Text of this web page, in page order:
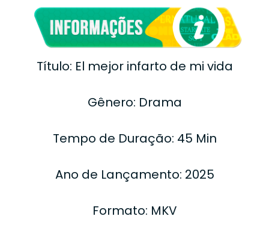
Título: El mejor infarto de mi vida
Gênero: Drama
Tempo de Duração: 45 Min
Ano de Lançamento: 2025
Formato: MKV